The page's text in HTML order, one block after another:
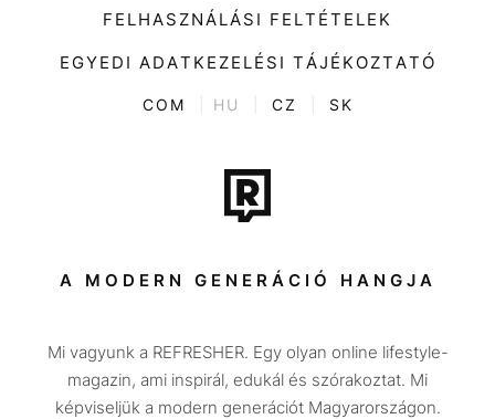
Divat
Kultúra
ENTR
Tech-Tudomány
Sport
Társadalom
Utazás
Életmód
FELHASZNÁLÁSI FELTÉTELEK
EGYEDI ADATKEZELÉSI TÁJÉKOZTATÓ
COM HU CZ SK
A MODERN GENERÁCIÓ HANGJA
Mi vagyunk a REFRESHER. Egy olyan online lifestyle-
magazin, ami inspirál, edukál és szórakoztat. Mi
képviseljük a modern generációt Magyarországon.